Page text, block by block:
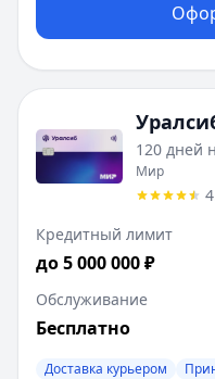
120 дней
Мир
Кредитный лимит
до 5 000 000 ₽
Обслуживание
Бесплатно
Доставка курьером